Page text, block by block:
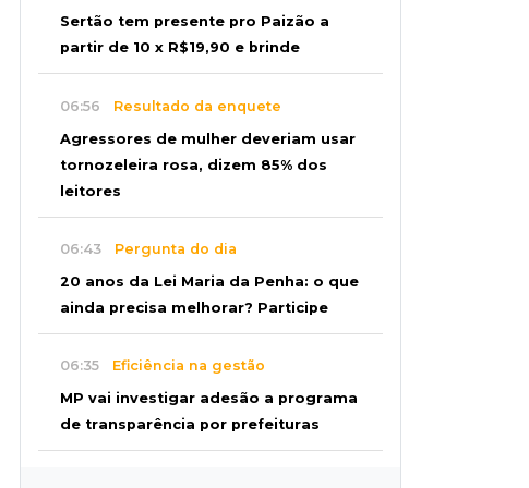
Sertão tem presente pro Paizão a
partir de 10 x R$19,90 e brinde
06:56 Resultado da enquete
Agressores de mulher deveriam usar
tornozeleira rosa, dizem 85% dos
leitores
06:43 Pergunta do dia
20 anos da Lei Maria da Penha: o que
ainda precisa melhorar? Participe
06:35 Eficiência na gestão
MP vai investigar adesão a programa
de transparência por prefeituras